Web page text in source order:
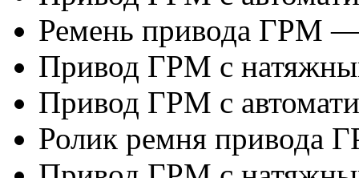
Ремень привода ГРМ
Привод ГРМ с
Привод ГРМ с
Ролик ремня привода